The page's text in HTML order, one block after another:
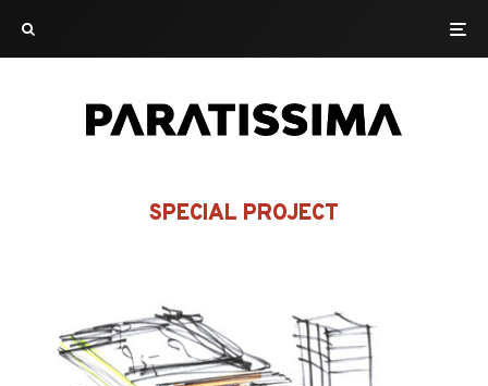
SPECIAL PROJECT